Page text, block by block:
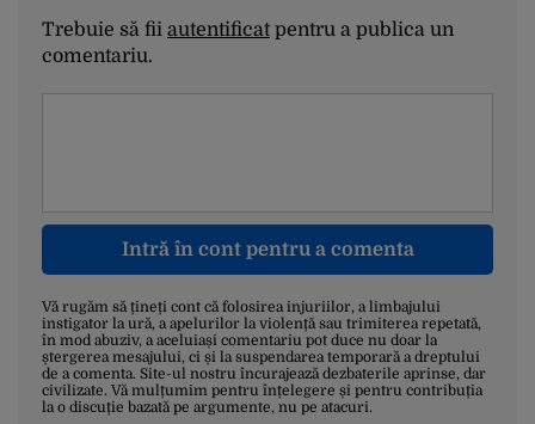
Trebuie să fii autentificatpentru a publica un
comentariu.
Intră în cont pentru a comenta
Vă rugăm să țineți cont că folosirea injuriilor, a limbajului
instigator la ură, a apelurilor la violență sau trimiterea repetată,
în mod abuziv, a aceluiași comentariu pot duce nu doar la
ștergerea mesajului, ci și la suspendarea temporară a dreptului
de a comenta. Site-ul nostru încurajează dezbaterile aprinse, dar
civilizate. Vă mulțumim pentru înțelegere și pentru contribuția
la o discuție bazată pe argumente, nu pe atacuri.